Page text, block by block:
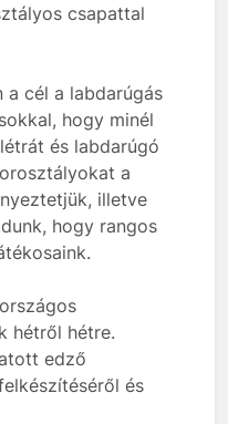
csapattal
cél a labdarúgás
hogy minél
és labdarúgó
a
illetve
hogy rangos
hétről hétre.
edző
és